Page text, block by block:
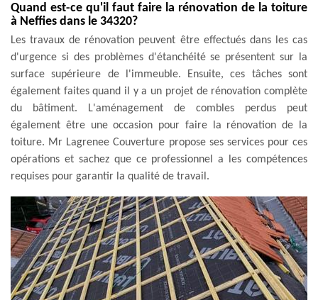
Quand est-ce qu'il faut faire la rénovation de la toiture
à Neffies dans le 34320?
Les travaux de rénovation peuvent être effectués dans les cas
d'urgence si des problèmes d'étanchéité se présentent sur la
surface supérieure de l'immeuble. Ensuite, ces tâches sont
également faites quand il y a un projet de rénovation complète
du bâtiment. L'aménagement de combles perdus peut
également être une occasion pour faire la rénovation de la
toiture. Mr Lagrenee Couverture propose ses services pour ces
opérations et sachez que ce professionnel a les compétences
requises pour garantir la qualité de travail.